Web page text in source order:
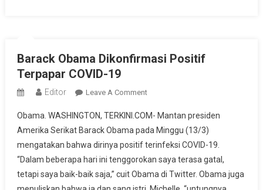
Barack Obama Dikonfirmasi Positif
Terpapar COVID-19
Editor Leave A CommentOn
Obama
Dikonfirmasi
Positif
Terpapar
COVID-
19
Obama. WASHINGTON, TERKINI.COM- Mantan presiden
Amerika Serikat Barack Obama pada Minggu (13/3)
mengatakan bahwa dirinya positif terinfeksi COVID-19.
“Dalam beberapa hari ini tenggorokan saya terasa gatal,
tetapi saya baik-baik saja,” cuit Obama di Twitter. Obama juga